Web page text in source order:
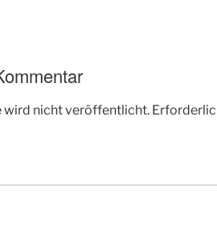
wird nicht veröffentlicht.